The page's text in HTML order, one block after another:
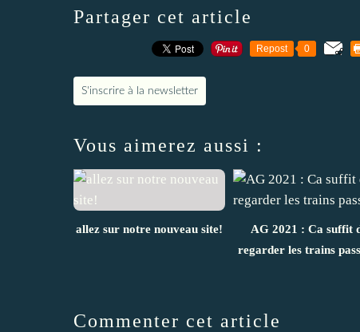
Partager cet article
Repost 0
S'inscrire à la newsletter
Vous aimerez aussi :
allez sur notre nouveau site!
AG 2021 : Ca suffit
regarder les trains
Commenter cet article